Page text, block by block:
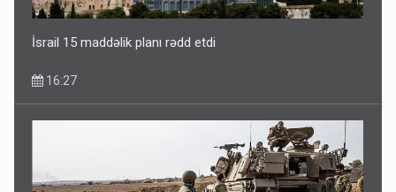
İsrail 15 maddəlik planı rədd etdi
16:27